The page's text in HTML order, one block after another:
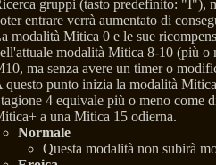
gruppi (tasto predefinito: "I"),
entrare verrà aumentato di
modalità Mitica 0 e le sue
modalità Mitica 8-10 (più o
ma senza avere un timer o
questo punto inizia la modalità
4 equivale più o meno come
a una Mitica 15 odierna.
Normale
Questa modalità non subirà